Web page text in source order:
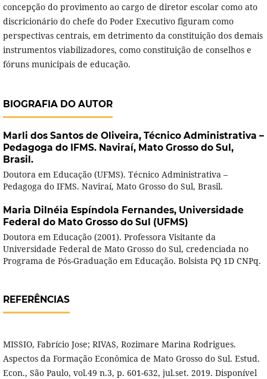
concepção do provimento ao cargo de diretor escolar como ato
discricionário do chefe do Poder Executivo figuram como
perspectivas centrais, em detrimento da constituição dos demais
instrumentos viabilizadores, como constituição de conselhos e
fóruns municipais de educação.
BIOGRAFIA DO AUTOR
Marli dos Santos de Oliveira, Técnico Administrativa –
Pedagoga do IFMS. Naviraí, Mato Grosso do Sul,
Brasil.
Doutora em Educação (UFMS). Técnico Administrativa –
Pedagoga do IFMS. Naviraí, Mato Grosso do Sul, Brasil.
Maria Dilnéia Espíndola Fernandes, Universidade
Federal do Mato Grosso do Sul (UFMS)
Doutora em Educação (2001). Professora Visitante da
Universidade Federal de Mato Grosso do Sul, credenciada no
Programa de Pós-Graduação em Educação. Bolsista PQ 1D CNPq.
REFERÊNCIAS
MISSIO, Fabrício Jose; RIVAS, Rozimare Marina Rodrigues.
Aspectos da Formação Econômica de Mato Grosso do Sul. Estud.
Econ., São Paulo, vol.49 n.3, p. 601-632, jul.set. 2019. Disponível